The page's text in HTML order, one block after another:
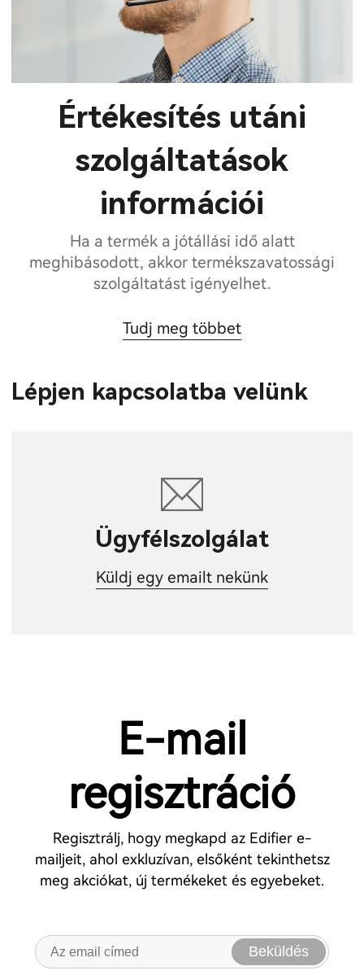
Értékesítés utáni
szolgáltatások
információi
Ha a termék a jótállási idő alatt
meghibásodott, akkor termékszavatossági
szolgáltatást igényelhet.
Tudj meg többet
Lépjen kapcsolatba velünk
Ügyfélszolgálat
Küldj egy emailt nekünk
E-mail
regisztráció
Regisztrálj, hogy megkapd az Edifier e-
mailjeit, ahol exkluzívan, elsőként tekinthetsz
meg akciókat, új termékeket és egyebeket.
Beküldés